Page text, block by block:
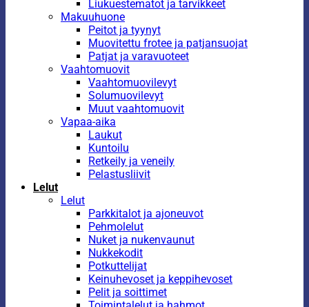
Liukuestematot ja tarvikkeet
Makuuhuone
Peitot ja tyynyt
Muovitettu frotee ja patjansuojat
Patjat ja varavuoteet
Vaahtomuovit
Vaahtomuovilevyt
Solumuovilevyt
Muut vaahtomuovit
Vapaa-aika
Laukut
Kuntoilu
Retkeily ja veneily
Pelastusliivit
Lelut
Lelut
Parkkitalot ja ajoneuvot
Pehmolelut
Nuket ja nukenvaunut
Nukkekodit
Potkuttelijat
Keinuhevoset ja keppihevoset
Pelit ja soittimet